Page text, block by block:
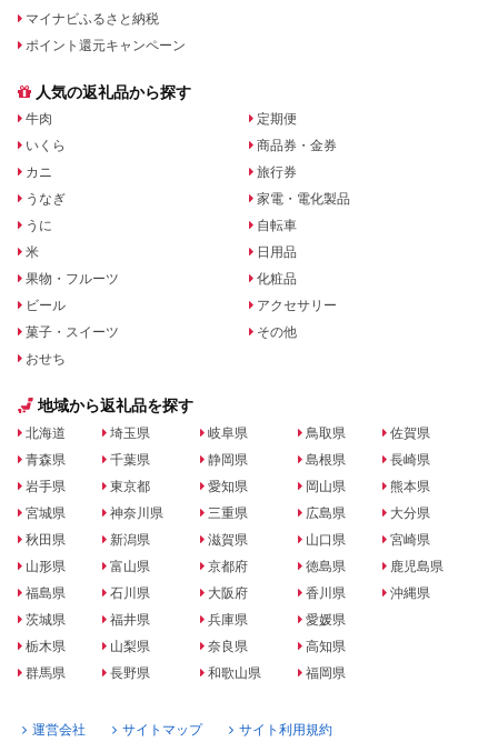
マイナビふるさと納税
ポイント還元キャンペーン
人気の返礼品から探す
牛肉
いくら
カニ
うなぎ
うに
米
果物・フルーツ
ビール
菓子・スイーツ
おせち
定期便
商品券・金券
旅行券
家電・電化製品
自転車
日用品
化粧品
アクセサリー
その他
地域から返礼品を探す
北海道
青森県
岩手県
宮城県
秋田県
山形県
福島県
茨城県
栃木県
群馬県
埼玉県
千葉県
東京都
神奈川県
新潟県
富山県
石川県
福井県
山梨県
長野県
岐阜県
静岡県
愛知県
三重県
滋賀県
京都府
大阪府
兵庫県
奈良県
和歌山県
鳥取県
島根県
岡山県
広島県
山口県
徳島県
香川県
愛媛県
高知県
福岡県
佐賀県
長崎県
熊本県
大分県
宮崎県
鹿児島県
沖縄県
運営会社 サイトマップ サイト利用規約